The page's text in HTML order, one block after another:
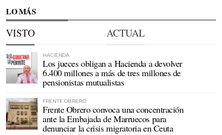
LO MÁS
VISTO ACTUAL
HACIENDA
Los jueces obligan a Hacienda a devolver
6.400 millones a más de tres millones de
pensionistas mutualistas
FRENTE OBRERO
Frente Obrero convoca una concentración
ante la Embajada de Marruecos para
denunciar la crisis migratoria en Ceuta